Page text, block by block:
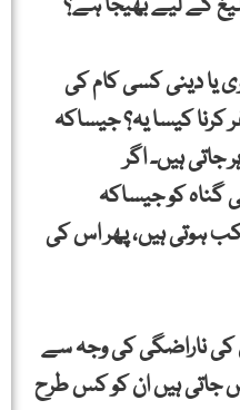
یا دینی کسی کام کی
کیسا یہ؟ جیساکہ
جاتی ہیں۔ اگر
گناہ کو جیساکہ
ہوتی ہیں، پھر اس کی
کی ناراضگی کی وجہ سے
جاتی ہیں ان کو کس طرح